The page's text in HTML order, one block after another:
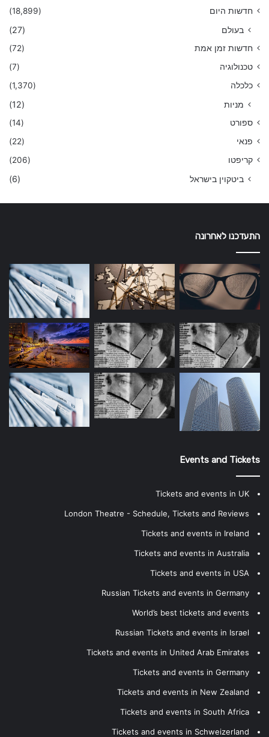
חדשות היום (18,899)
בעולם (27)
חדשות זמן אמת
(72)
טכנולוגיה
(7)
כלכלה
(1,370)
מניות (12)
ספורט
(14)
פנאי
(22)
קריפטו
(206)
ביטקוין בישראל (6)
התעדכנו לאחרונה
Events and Tickets
Tickets and events in UK
London Theatre - Schedule, Tickets and Reviews
Tickets and events in Ireland
Tickets and events in Australia
Tickets and events in USA
Russian Tickets and events in Germany
World’s best tickets and events
Russian Tickets and events in Israel
Tickets and events in United Arab Emirates
Tickets and events in Germany
Tickets and events in New Zealand
Tickets and events in South Africa
Tickets and events in Schweizerland